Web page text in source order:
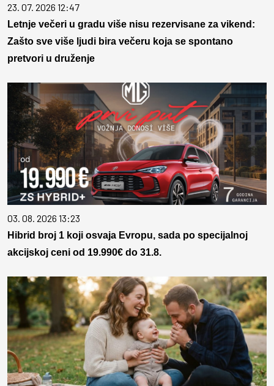
23. 07. 2026 12:47
Letnje večeri u gradu više nisu rezervisane za vikend:
Zašto sve više ljudi bira večeru koja se spontano
pretvori u druženje
03. 08. 2026 13:23
Hibrid broj 1 koji osvaja Evropu, sada po specijalnoj
akcijskoj ceni od 19.990€ do 31.8.